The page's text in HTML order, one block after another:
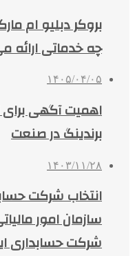
چه خدماتی ارائه
۱۴۰۵/۰۴/۰۵
اهمیت آگهی
برندینگ در صنعت
۱۴۰۳/۱۱/۲۸
انتخاب شرکت
سازمان امور
شرکت حسابداری